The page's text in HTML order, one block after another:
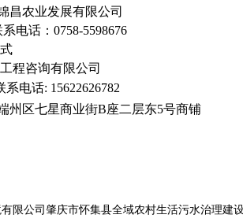
昌农业发展有限公司
系电话：0758-5598676
程咨询有限公司
系电话: 15622626782
州区七星商业街B座二层东5号商铺
限公司肇庆市怀集县全域农村生活污水治理建